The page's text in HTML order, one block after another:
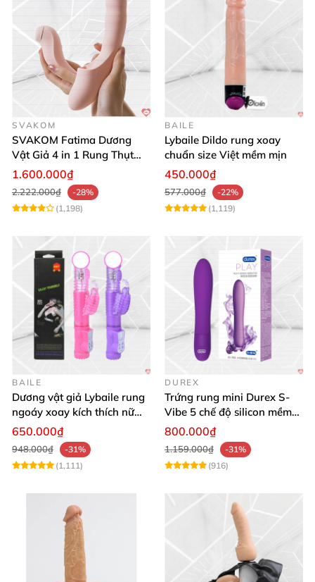
SVAKOM
SVAKOM Fatima Dương
Vật Giả 4 in 1 Rung Thụt
Hút Toả Nhiệt Massage Cho
1.600.000₫
2.222.000₫
-28%
(1,198)
BAILE
Lybaile Dildo rung xoay
chuẩn size Việt mềm mịn
450.000₫
577.000₫
-22%
(1,119)
BAILE
Dương vật giả Lybaile rung
ngoáy xoay kích thích nữ
thủ dâm
650.000₫
948.000₫
-31%
(1,111)
DUREX
Trứng rung mini Durex S-
Vibe 5 chế độ silicon mềm
mịn cao cấp
800.000₫
1.159.000₫
-31%
(916)